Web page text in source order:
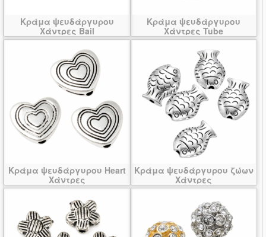
Κράμα ψευδάργυρου
Χάντρες Bail
Κράμα ψευδάργυρου
Χάντρες Tube
Κράμα ψευδάργυρου Heart
Χάντρες
Κράμα ψευδάργυρου ζώων
Χάντρες